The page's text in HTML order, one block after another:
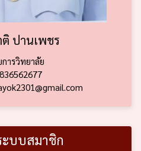
ปานเพชร
ารวิทยาลัย
ะบบสมาชิก